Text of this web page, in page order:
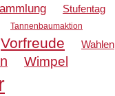
Stufentag
Tannenbaumaktion
Vorfreude Wahlen
Wimpel